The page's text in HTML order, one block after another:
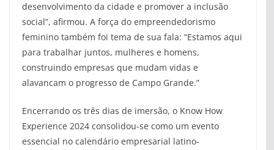
desenvolvimento da cidade e promover a inclusão
social”, afirmou. A força do empreendedorismo
feminino também foi tema de sua fala: “Estamos aqui
para trabalhar juntos, mulheres e homens,
construindo empresas que mudam vidas e
alavancam o progresso de Campo Grande.”
Encerrando os três dias de imersão, o Know How
Experience 2024 consolidou-se como um evento
essencial no calendário empresarial latino-